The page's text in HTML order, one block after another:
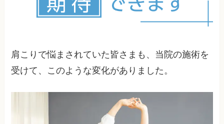
肩こりで悩まされていた皆さまも、当院の施術を
受けて、このような変化がありました。